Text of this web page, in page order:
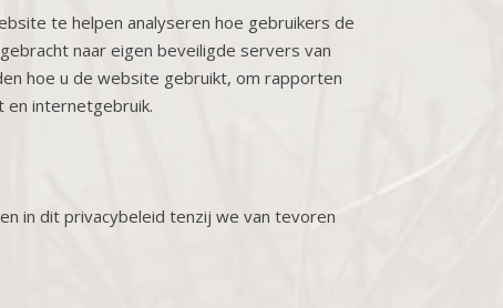
te helpen analyseren hoe gebruikers de
naar eigen beveiligde servers van
hoe u de website gebruikt, om rapporten
internetgebruik.
in dit privacybeleid tenzij we van tevoren